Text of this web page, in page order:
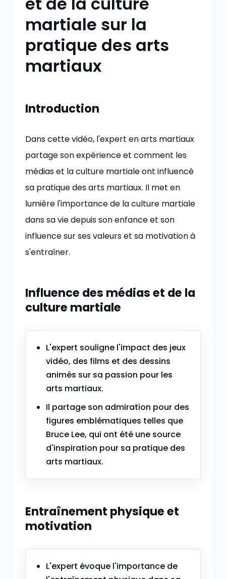
martiale sur la
pratique des arts
martiaux
Introduction
Dans cette vidéo, l'expert en arts martiaux
partage son expérience et comment les
médias et la culture martiale ont influencé
sa pratique des arts martiaux. Il met en
lumière l'importance de la culture martiale
dans sa vie depuis son enfance et son
influence sur ses valeurs et sa motivation à
s'entraîner.
Influence des médias et de la
culture martiale
L'expert souligne l'impact des jeux
vidéo, des films et des dessins
animés sur sa passion pour les
arts martiaux.
Il partage son admiration pour des
figures emblématiques telles que
Bruce Lee, qui ont été une source
d'inspiration pour sa pratique des
arts martiaux.
Entraînement physique et
motivation
L'expert évoque l'importance de